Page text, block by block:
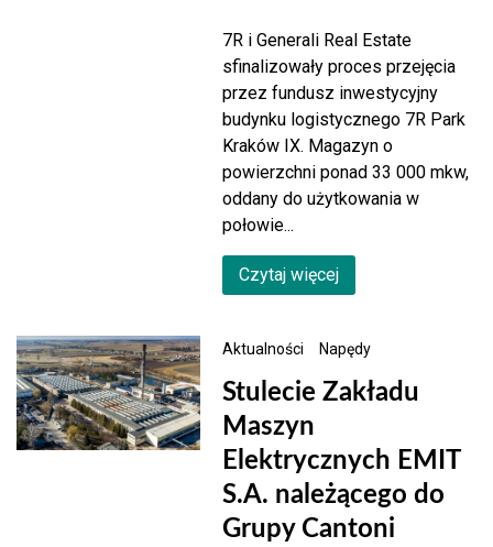
7R i Generali Real Estate
sfinalizowały proces przejęcia
przez fundusz inwestycyjny
budynku logistycznego 7R Park
Kraków IX. Magazyn o
powierzchni ponad 33 000 mkw,
oddany do użytkowania w
połowie...
Czytaj więcej
Aktualności Napędy
Stulecie Zakładu
Maszyn
Elektrycznych EMIT
S.A. należącego do
Grupy Cantoni